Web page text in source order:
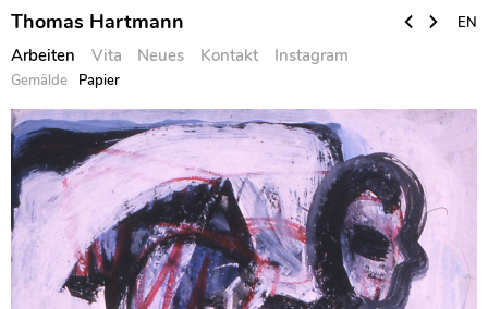
Skip
to
content
Thomas Hartmann
Arbeiten
Gemälde Papier
Vita Neues Kontakt Instagram
EN